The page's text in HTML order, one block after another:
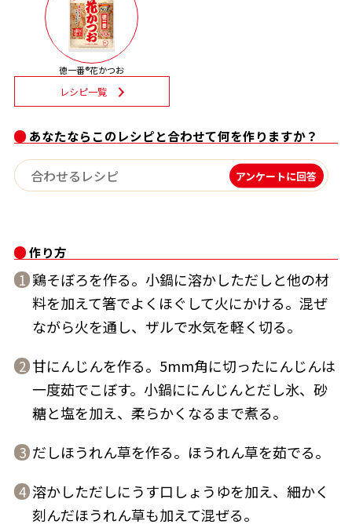
新鮮一番
だし粉
商品情報一覧
徳一番®花かつお
レシピ一覧
あなたならこのレシピと合わせて何を作りますか？
アンケートに回答
作り方
1 鶏そぼろを作る。小鍋に溶かしただしと他の材
料を加えて箸でよくほぐして火にかける。混ぜ
ながら火を通し、ザルで水気を軽く切る。
2 甘にんじんを作る。5mm角に切ったにんじんは
一度茹でこぼす。小鍋ににんじんとだし氷、砂
糖と塩を加え、柔らかくなるまで煮る。
3 だしほうれん草を作る。ほうれん草を茹でる。
4 溶かしただしにうす口しょうゆを加え、細かく
刻んだほうれん草も加えて混ぜる。